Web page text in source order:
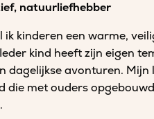
natuurliefhebber
ik kinderen een warme,
kind heeft zijn eigen
dagelijkse avonturen.
die met ouders